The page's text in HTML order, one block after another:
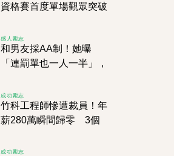
資格賽首度單場觀眾突破
感人勵志
和男友採AA制！她曝
「連罰單也一人一半」，
成功勵志
竹科工程師慘遭裁員！年
薪280萬瞬間歸零 3個
大
成功勵志